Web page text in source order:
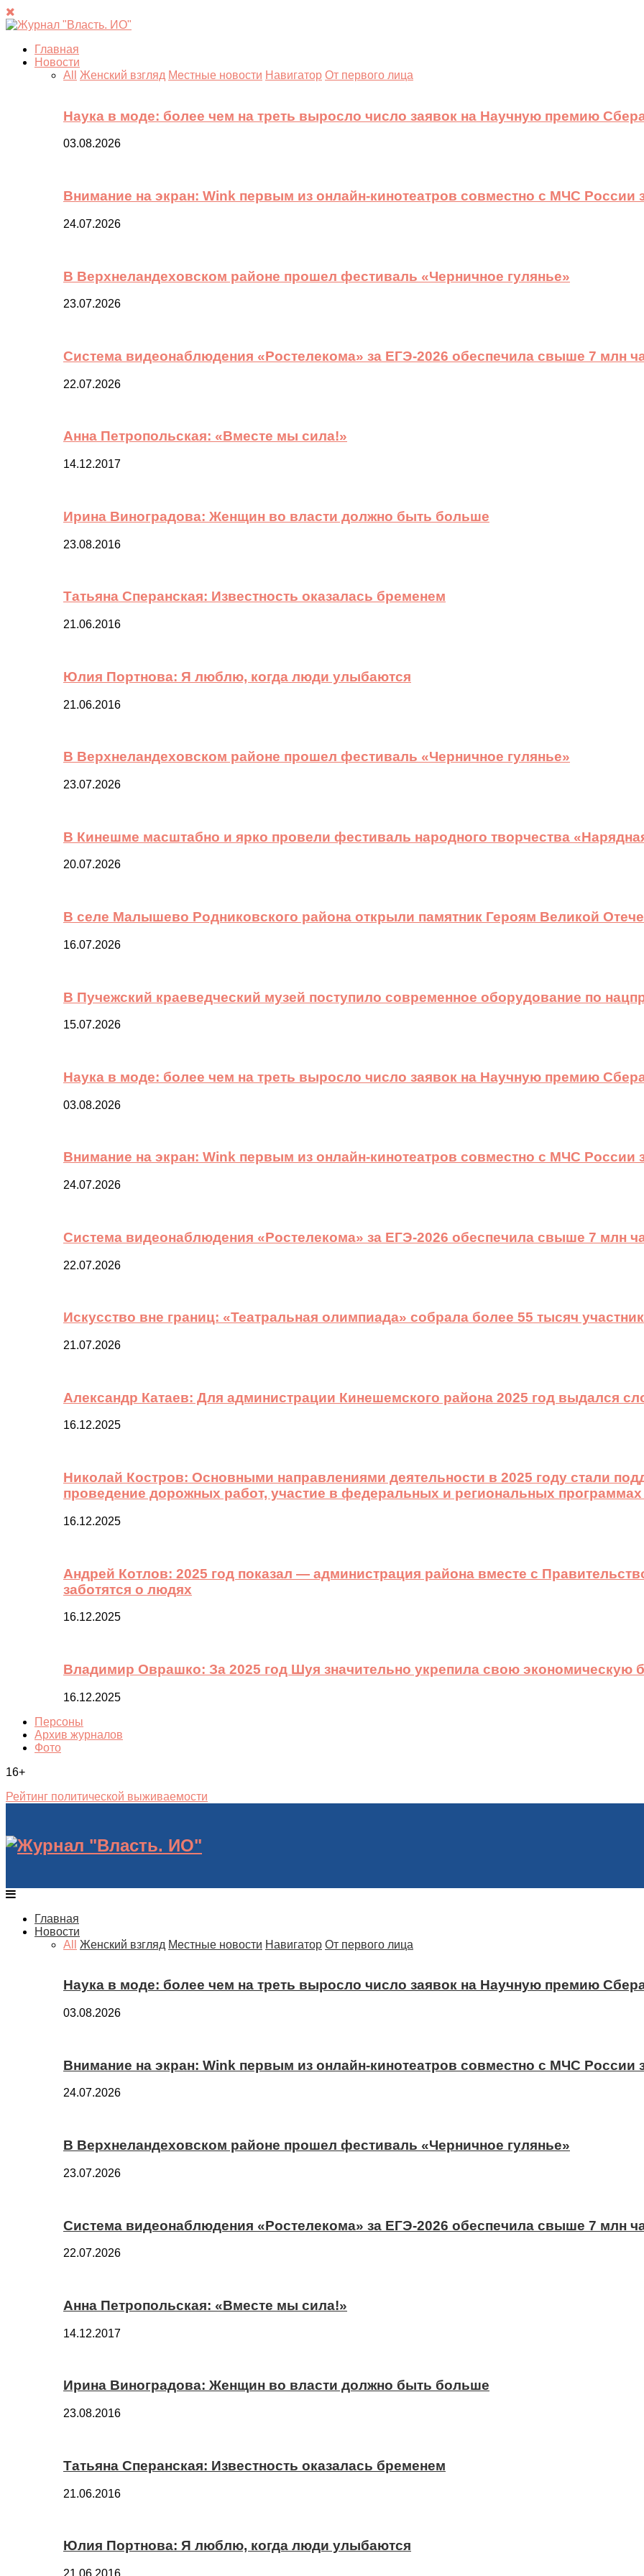
Главная
Новости
All
Женский взгляд Местные новости Навигатор От первого лица
Наука в моде: более чем на треть выросло число заявок на Научную премию
03.08.2026
Внимание на экран: Wink первым из онлайн-кинотеатров совместно с МЧС России
24.07.2026
В Верхнеландеховском районе прошел фестиваль «Черничное гулянье»
23.07.2026
Система видеонаблюдения «Ростелекома» за ЕГЭ-2026 обеспечила свыше 7 млн
22.07.2026
Анна Петропольская: «Вместе мы сила!»
14.12.2017
Ирина Виноградова: Женщин во власти должно быть больше
23.08.2016
Татьяна Сперанская: Известность оказалась бременем
21.06.2016
Юлия Портнова: Я люблю, когда люди улыбаются
21.06.2016
В Верхнеландеховском районе прошел фестиваль «Черничное гулянье»
23.07.2026
В Кинешме масштабно и ярко провели фестиваль народного творчества
20.07.2026
В селе Малышево Родниковского района открыли памятник Героям Великой
16.07.2026
В Пучежский краеведческий музей поступило современное оборудование по
15.07.2026
Наука в моде: более чем на треть выросло число заявок на Научную премию
03.08.2026
Внимание на экран: Wink первым из онлайн-кинотеатров совместно с МЧС России
24.07.2026
Система видеонаблюдения «Ростелекома» за ЕГЭ-2026 обеспечила свыше 7 млн
22.07.2026
Искусство вне границ: «Театральная олимпиада» собрала более 55 тысяч
21.07.2026
Александр Катаев: Для администрации Кинешемского района 2025 год выдался
16.12.2025
Николай Костров: Основными направлениями деятельности в 2025 году стали
проведение дорожных работ, участие в федеральных и региональных программах
16.12.2025
Андрей Котлов: 2025 год показал — администрация района вместе с
заботятся о людях
16.12.2025
Владимир Оврашко: За 2025 год Шуя значительно укрепила свою экономическую
16.12.2025
Персоны
Архив журналов
Фото
16+
Рейтинг политической выживаемости
Главная
Новости
All
Женский взгляд Местные новости Навигатор От первого лица
Наука в моде: более чем на треть выросло число заявок на Научную премию
03.08.2026
Внимание на экран: Wink первым из онлайн-кинотеатров совместно с МЧС России
24.07.2026
В Верхнеландеховском районе прошел фестиваль «Черничное гулянье»
23.07.2026
Система видеонаблюдения «Ростелекома» за ЕГЭ-2026 обеспечила свыше 7 млн
22.07.2026
Анна Петропольская: «Вместе мы сила!»
14.12.2017
Ирина Виноградова: Женщин во власти должно быть больше
23.08.2016
Татьяна Сперанская: Известность оказалась бременем
21.06.2016
Юлия Портнова: Я люблю, когда люди улыбаются
21.06.2016